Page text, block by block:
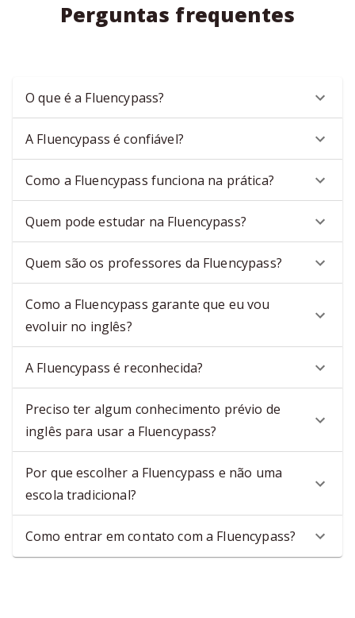
Perguntas frequentes
O que é a Fluencypass?
A Fluencypass é confiável?
Como a Fluencypass funciona na prática?
Quem pode estudar na Fluencypass?
Quem são os professores da Fluencypass?
Como a Fluencypass garante que eu vou
evoluir no inglês?
A Fluencypass é reconhecida?
Preciso ter algum conhecimento prévio de
inglês para usar a Fluencypass?
Por que escolher a Fluencypass e não uma
escola tradicional?
Como entrar em contato com a Fluencypass?